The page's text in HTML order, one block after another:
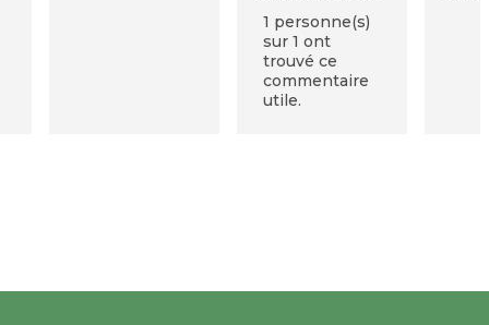
élevé, mais cela
vaut presque le
coût, si on veut un
meilleur sommeil et
si on a la somme
1 personne(s)
sur 1 ont
trouvé ce
commentaire
utile.